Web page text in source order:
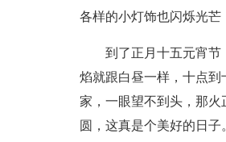
各样的小灯饰也闪烁光芒
到了正月十五元宵节
焰就跟白昼一样，十点
家，一眼望不到头，那
圆，这真是个美好的日子。